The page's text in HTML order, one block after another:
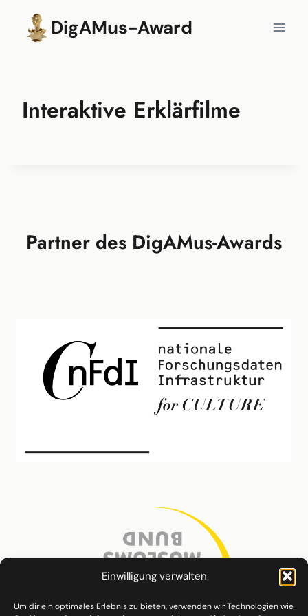
Einwilligung verwalten
Um dir ein optimales Erlebnis zu bieten, verwenden wir Technologien wie
springen
DigAMus-Award
Interaktive Erklärfilme
Partner des DigAMus-Awards